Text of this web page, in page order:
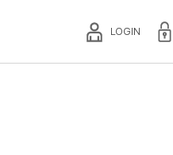
LOGIN